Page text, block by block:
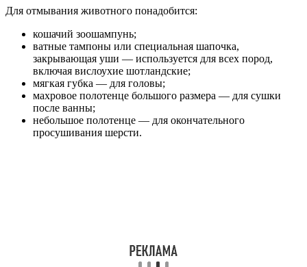
Для отмывания животного понадобится:
кошачий зоошампунь;
ватные тампоны или специальная шапочка,
закрывающая уши — используется для всех пород,
включая вислоухие шотландские;
мягкая губка — для головы;
махровое полотенце большого размера — для сушки
после ванны;
небольшое полотенце — для окончательного
просушивания шерсти.